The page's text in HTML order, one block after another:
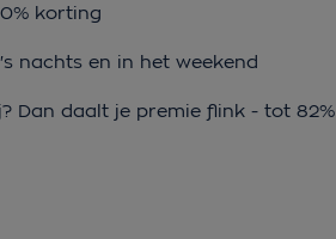
korting
nachts en in het weekend
Dan daalt je premie flink - tot 82%